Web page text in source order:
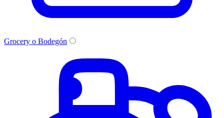
Grocery o Bodegón